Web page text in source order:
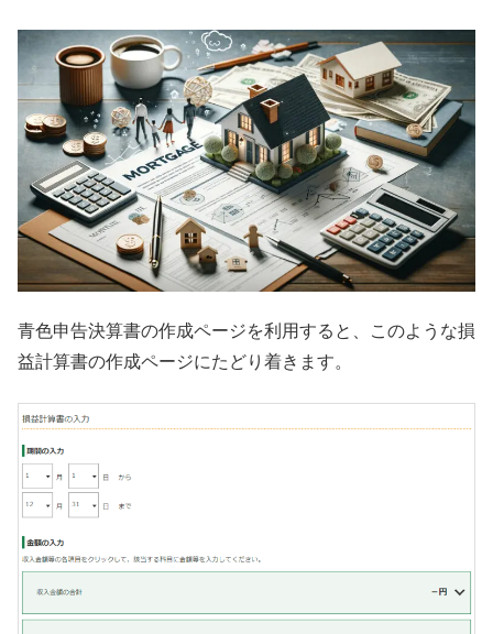
青色申告決算書の作成ページを利用すると、このような損
益計算書の作成ページにたどり着きます。